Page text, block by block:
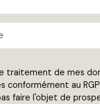
traitement de mes
conformément au
faire l'objet de